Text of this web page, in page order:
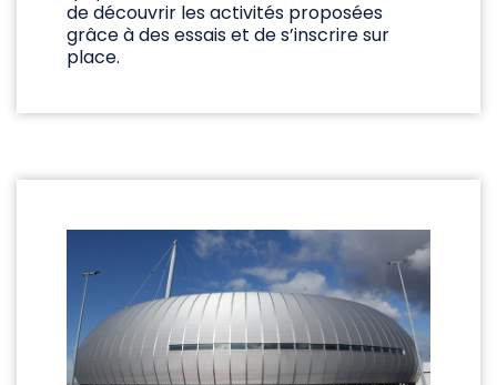
de découvrir les activités proposées
grâce à des essais et de s’inscrire sur
place.